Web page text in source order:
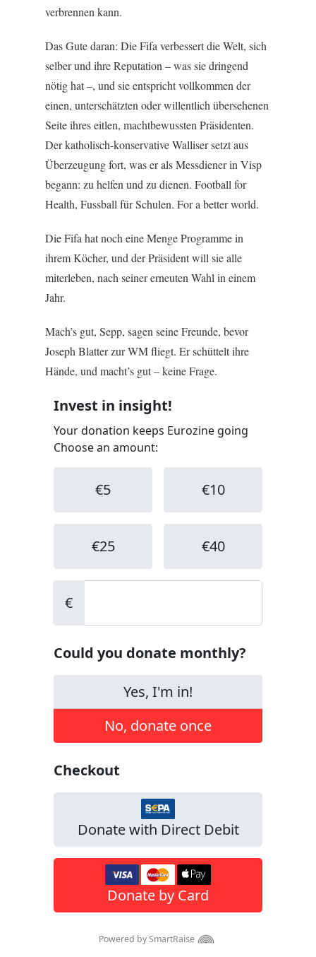
verbrennen kann.
Das Gute daran: Die Fifa verbessert die Welt, sich
selber und ihre Reputation – was sie dringend
nötig hat –, und sie entspricht vollkommen der
einen, unterschätzten oder willentlich übersehenen
Seite ihres eitlen, machtbewussten Präsidenten.
Der katholisch-konservative Walliser setzt aus
Überzeugung fort, was er als Messdiener in Visp
begann: zu helfen und zu dienen. Football for
Health, Fussball für Schulen. For a better world.
Die Fifa hat noch eine Menge Programme in
ihrem Köcher, und der Präsident will sie alle
miterleben, nach seiner erneuten Wahl in einem
Jahr.
Mach’s gut, Sepp, sagen seine Freunde, bevor
Joseph Blatter zur WM fliegt. Er schüttelt ihre
Hände, und macht’s gut – keine Frage.